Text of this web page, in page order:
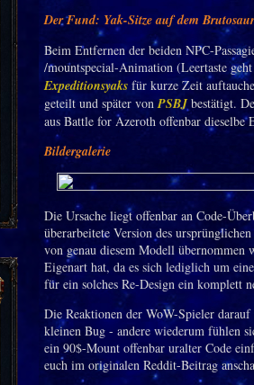
Der Fund: Yak-Sitze auf dem
Beim Entfernen der beiden NPC-
/mountspecial-Animation (Leertaste
Expeditionsyaksfür kurze Zeit
geteilt und später vonPSBJbestätigt.
aus Battle for Azeroth offenbar dieselbe
Bildergalerie
Die Ursache liegt offenbar an Code-
überarbeitete Version des
von genau diesem Modell übernommen
Eigenart hat, da es sich lediglich um
für ein solches Re-Design ein komplett
Die Reaktionen der WoW-Spieler darauf
kleinen Bug - andere wiederum fühlen
ein 90$-Mount offenbar uralter Code
euch im originalen Reddit-Beitrag